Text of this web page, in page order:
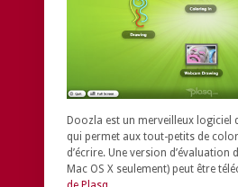
Doozla est un merveilleux logiciel
qui permet aux tout-petits de
d’écrire. Une version
Mac OS X seulement) peut être